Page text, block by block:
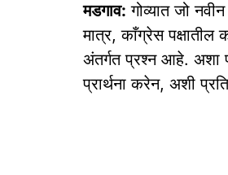
मडगाव: गोव्यात जो
मात्र, काँग्रेस
अंतर्गत प्रश्न आहे. अशा
प्रार्थना करेन, अशी